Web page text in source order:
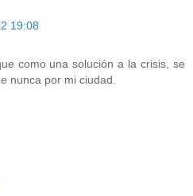
19:08
como una solución a la crisis, se
nunca por mi ciudad.